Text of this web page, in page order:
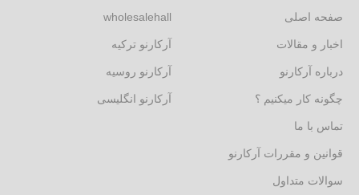
صفحه اصلی
اخبار و مقالات
درباره آرکارنو
چگونه کار میکنیم ؟
تماس با ما
قوانین و مقررات آرکارنو
سوالات متداول
wholesalehall
آرکارنو ترکیه
آرکارنو روسیه
آرکارنو انگلیسی